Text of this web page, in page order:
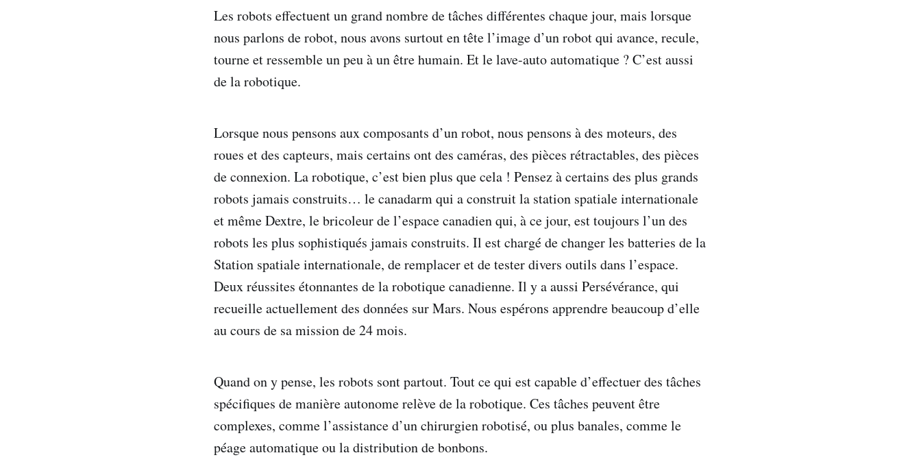
Les robots effectuent un grand nombre de tâches différentes chaque jour, mais lorsque
nous parlons de robot, nous avons surtout en tête l’image d’un robot qui avance, recule,
tourne et ressemble un peu à un être humain. Et le lave-auto automatique ? C’est aussi
de la robotique.
Lorsque nous pensons aux composants d’un robot, nous pensons à des moteurs, des
roues et des capteurs, mais certains ont des caméras, des pièces rétractables, des pièces
de connexion. La robotique, c’est bien plus que cela ! Pensez à certains des plus grands
robots jamais construits… le canadarm qui a construit la station spatiale internationale
et même Dextre, le bricoleur de l’espace canadien qui, à ce jour, est toujours l’un des
robots les plus sophistiqués jamais construits. Il est chargé de changer les batteries de la
Station spatiale internationale, de remplacer et de tester divers outils dans l’espace.
Deux réussites étonnantes de la robotique canadienne. Il y a aussi Persévérance, qui
recueille actuellement des données sur Mars. Nous espérons apprendre beaucoup d’elle
au cours de sa mission de 24 mois.
Quand on y pense, les robots sont partout. Tout ce qui est capable d’effectuer des tâches
spécifiques de manière autonome relève de la robotique. Ces tâches peuvent être
complexes, comme l’assistance d’un chirurgien robotisé, ou plus banales, comme le
péage automatique ou la distribution de bonbons.